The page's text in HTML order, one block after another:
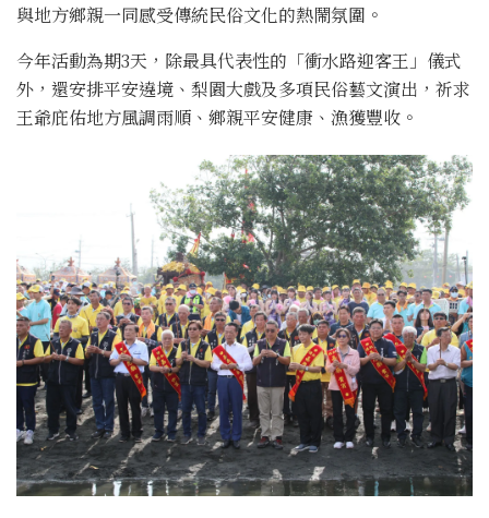
與地方鄉親一同感受傳統民俗文化的熱鬧氛圍。
今年活動為期3天，除最具代表性的「衝水路迎客王」儀式
外，還安排平安遶境、梨園大戲及多項民俗藝文演出，祈求
王爺庇佑地方風調雨順、鄉親平安健康、漁獲豐收。